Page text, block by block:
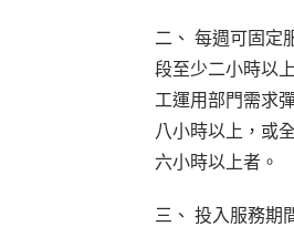
二、 每週可固定
段至少二小時以
工運用部門需求
八小時以上，或
六小時以上者。
三、 投入服務期